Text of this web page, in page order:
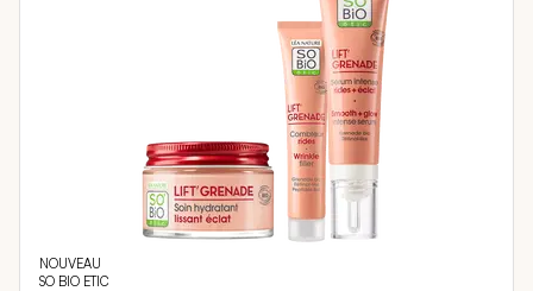
NOUVEAU
SO BIO ETIC